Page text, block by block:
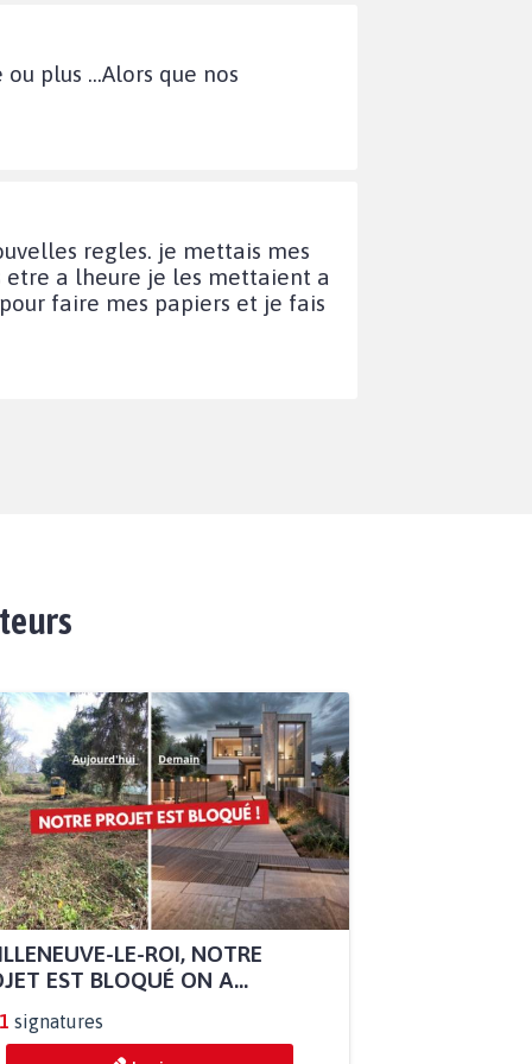
plus ...Alors que nos
regles. je mettais mes
etre a lheure je les mettaient a
faire mes papiers et je fais
LE-ROI, NOTRE
EST BLOQUÉ ON A...
signatures